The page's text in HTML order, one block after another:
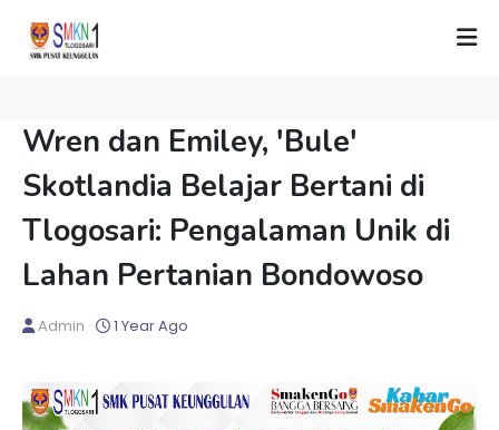
Wren dan Emiley, 'Bule'
Skotlandia Belajar Bertani di
Tlogosari: Pengalaman Unik di
Lahan Pertanian Bondowoso
Admin 1 Year Ago